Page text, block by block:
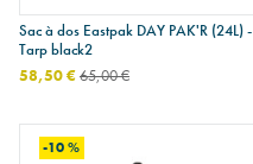
Sac à dos Eastpak DAY PAK'R (24L) -
Tarp black2
58,50 €65,00 €
-10 %